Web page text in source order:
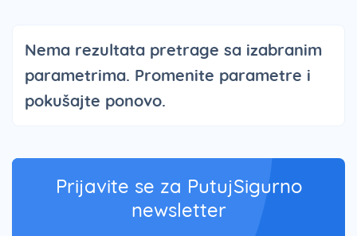
Kada su u pitanju hoteli na Ovčar planini u
ponudi imate različite vrste navedenih
mogućnost i odabira privatnog smeštaja, koji
može biti na bazi noćenja u sobama,
apartmanima ili studijima. Svi navedeni
Nema rezultata pretrage sa izabranim
parametrima. Promenite parametre i
pokušajte ponovo.
Prijavite se za PutujSigurno
newsletter